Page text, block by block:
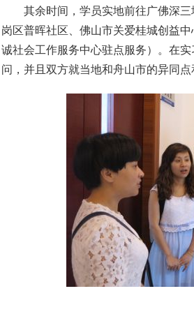
其余时间，学员实地前往广佛深
岗区普晖社区、佛山市关爱桂城创益
诚社会工作服务中心驻点服务）。在
问，并且双方就当地和舟山市的异同